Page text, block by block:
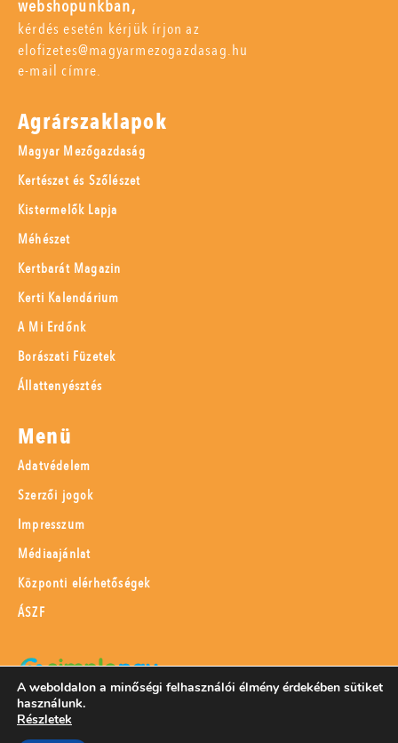
webshopunkban,
kérdés esetén kérjük írjon az
elofizetes@magyarmezogazdasag.hu
e-mail címre.
Agrárszaklapok
Magyar Mezőgazdaság
Kertészet és Szőlészet
Kistermelők Lapja
Méhészet
Kertbarát Magazin
Kerti Kalendárium
A Mi Erdőnk
Borászati Füzetek
Állattenyésztés
Menü
Adatvédelem
Szerzői jogok
Impresszum
Médiaajánlat
Központi elérhetőségek
ÁSZF
SimplePay adattovábbítási nyilatkozat
A weboldalon a minőségi felhasználói élmény érdekében sütiket
használunk.
Részletek